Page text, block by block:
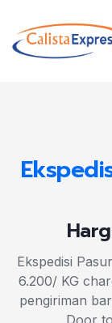
Ekspedisi
6.200/ KG
pengiriman
Door